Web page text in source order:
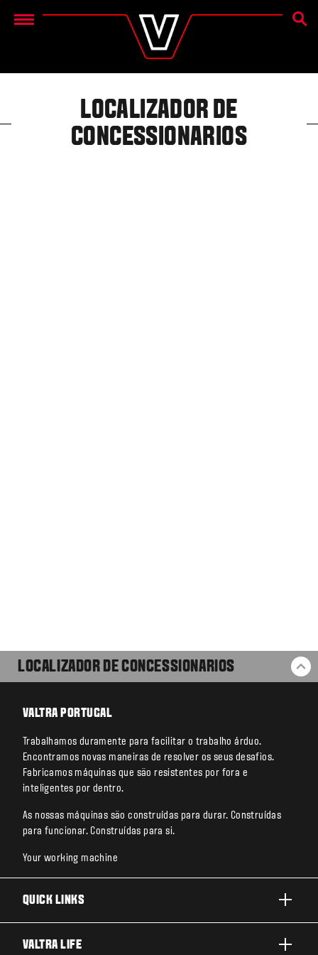
Menu
LOCALIZADOR DE
CONCESSIONARIOS
LOCALIZADOR DE CONCESSIONARIOS
VALTRA PORTUGAL
Trabalhamos duramente para facilitar o trabalho árduo.
Encontramos novas maneiras de resolver os seus desafios.
Fabricamos máquinas que são resistentes por fora e
inteligentes por dentro.
As nossas máquinas são construídas para durar. Construídas
para funcionar. Construídas para si.
Your working machine
QUICK LINKS
VALTRA LIFE